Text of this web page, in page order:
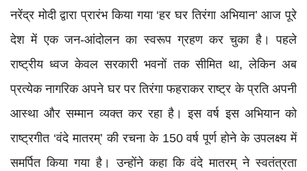
नरेंद्र मोदी द्वारा प्रारंभ किया गया ‘हर घर तिरंगा अभियान’ आज पूरे
देश में एक जन-आंदोलन का स्वरूप ग्रहण कर चुका है। पहले
राष्ट्रीय ध्वज केवल सरकारी भवनों तक सीमित था, लेकिन अब
प्रत्येक नागरिक अपने घर पर तिरंगा फहराकर राष्ट्र के प्रति अपनी
आस्था और सम्मान व्यक्त कर रहा है। इस वर्ष इस अभियान को
राष्ट्रगीत ‘वंदे मातरम्’ की रचना के 150 वर्ष पूर्ण होने के उपलक्ष्य में
समर्पित किया गया है। उन्होंने कहा कि वंदे मातरम् ने स्वतंत्रता